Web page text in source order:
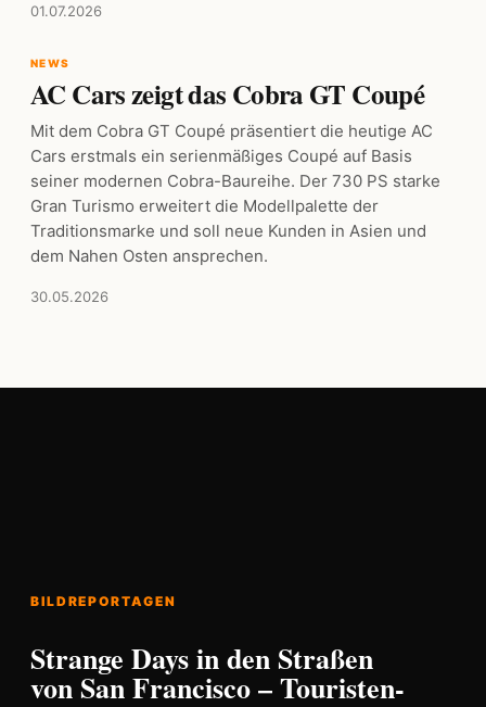
01.07.2026
NEWS
AC Cars zeigt das Cobra GT Coupé
Mit dem Cobra GT Coupé präsentiert die heutige AC
Cars erstmals ein serienmäßiges Coupé auf Basis
seiner modernen Cobra-Baureihe. Der 730 PS starke
Gran Turismo erweitert die Modellpalette der
Traditionsmarke und soll neue Kunden in Asien und
dem Nahen Osten ansprechen.
30.05.2026
BILDREPORTAGEN
Strange Days in den Straßen
von San Francisco – Touristen-